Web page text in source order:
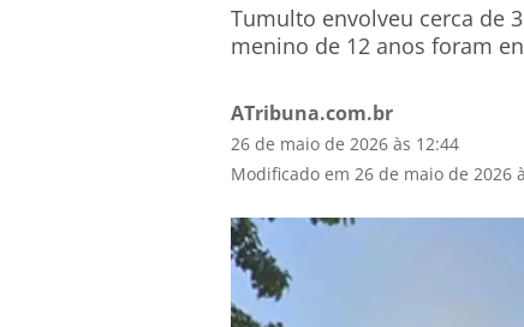
Tumulto envolveu cerca de
menino de 12 anos foram
ATribuna.com.br
26 de maio de 2026 às 12:44
Modificado em 26 de maio de 2026